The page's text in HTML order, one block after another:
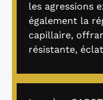
les agressions
également la
capillaire,
résistante,